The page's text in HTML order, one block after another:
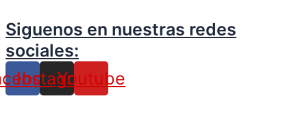
Siguenos en nuestras redes
sociales:
Instagram
Youtube